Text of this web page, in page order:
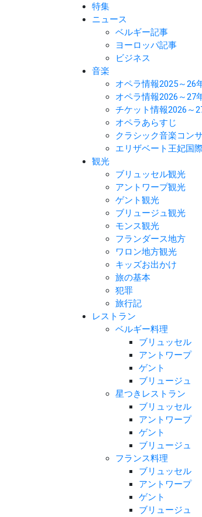
特集
ニュース
ベルギー記事
ヨーロッパ記事
ビジネス
音楽
オペラ情報2025～26
オペラ情報2026～27
チケット情報2026～
オペラあらすじ
クラシック音楽コン
エリザベート王妃国
観光
ブリュッセル観光
アントワープ観光
ゲント観光
ブリュージュ観光
モンス観光
フランダース地方
ワロン地方観光
キッズお出かけ
旅の基本
犯罪
旅行記
レストラン
ベルギー料理
ブリュッセル
アントワープ
ゲント
ブリュージュ
星つきレストラン
ブリュッセル
アントワープ
ゲント
ブリュージュ
フランス料理
ブリュッセル
アントワープ
ゲント
ブリュージュ